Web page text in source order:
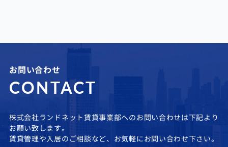
お問い合わせ
CONTACT
株式会社ランドネット賃貸事業部へのお問い合わせは下記より
お願い致します。
賃貸管理や入居のご相談など、お気軽にお問い合わせ下さい。